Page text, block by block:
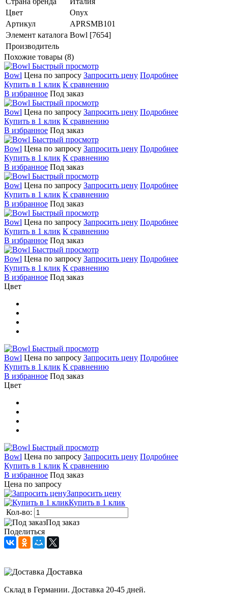
Цвет
Onyx
Артикул
APRSMB101
Элемент каталога Bowl [7654]
Производитель
Похожие товары (8)
Быстрый просмотр
Bowl Цена по запросу Запросить цену Подробнее
Купить в 1 клик К сравнению
В избранное Под заказ
Быстрый просмотр
Bowl Цена по запросу Запросить цену Подробнее
Купить в 1 клик К сравнению
В избранное Под заказ
Быстрый просмотр
Bowl Цена по запросу Запросить цену Подробнее
Купить в 1 клик К сравнению
В избранное Под заказ
Быстрый просмотр
Bowl Цена по запросу Запросить цену Подробнее
Купить в 1 клик К сравнению
В избранное Под заказ
Быстрый просмотр
Bowl Цена по запросу Запросить цену Подробнее
Купить в 1 клик К сравнению
В избранное Под заказ
Быстрый просмотр
Bowl Цена по запросу Запросить цену Подробнее
Купить в 1 клик К сравнению
В избранное Под заказ
Цвет
Быстрый просмотр
Bowl Цена по запросу Запросить цену Подробнее
Купить в 1 клик К сравнению
В избранное Под заказ
Цвет
Быстрый просмотр
Bowl Цена по запросу Запросить цену Подробнее
Купить в 1 клик К сравнению
В избранное Под заказ
Цена по запросу
Запросить цену
Купить в 1 клик
Кол-во:
Под заказ
Поделиться
Доставка
Склад в Германии. Доставка 20-45 дней.